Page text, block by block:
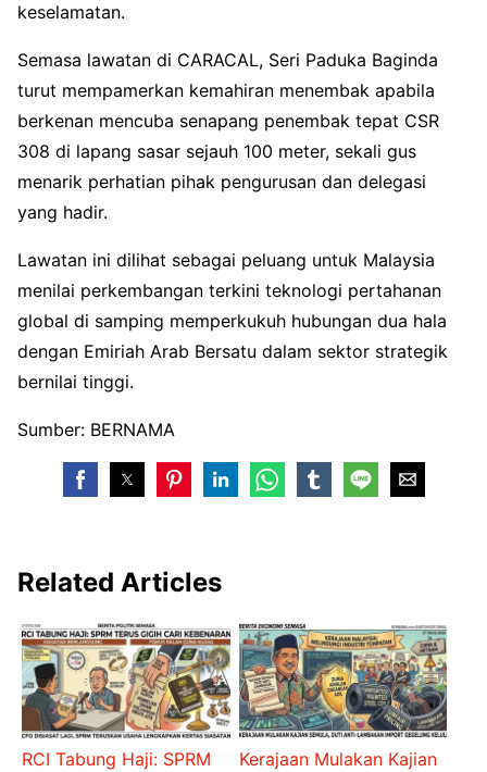
keselamatan.
Semasa lawatan di CARACAL, Seri Paduka Baginda
turut mempamerkan kemahiran menembak apabila
berkenan mencuba senapang penembak tepat CSR
308 di lapang sasar sejauh 100 meter, sekali gus
menarik perhatian pihak pengurusan dan delegasi
yang hadir.
Lawatan ini dilihat sebagai peluang untuk Malaysia
menilai perkembangan terkini teknologi pertahanan
global di samping memperkukuh hubungan dua hala
dengan Emiriah Arab Bersatu dalam sektor strategik
bernilai tinggi.
Sumber: BERNAMA
Related Articles
RCI Tabung Haji: SPRM
Kerajaan Mulakan Kajian